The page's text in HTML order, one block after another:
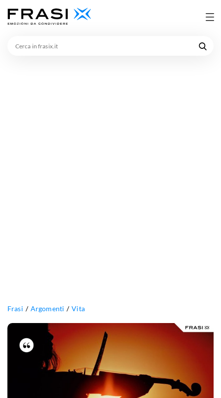
Frasi Argomenti Vita
Sii
ciò